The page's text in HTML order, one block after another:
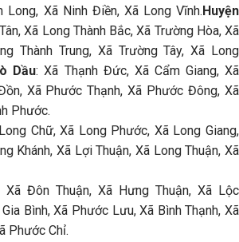
Long, Xã Ninh Điền, Xã Long Vĩnh.Huyện
Xã Long Thành Bắc, Xã Trường Hòa, Xã
Thành Trung, Xã Trường Tây, Xã Long
Dầu: Xã Thạnh Đức, Xã Cẩm Giang, Xã
Xã Phước Thạnh, Xã Phước Đông, Xã
Phước.
Chữ, Xã Long Phước, Xã Long Giang,
Khánh, Xã Lợi Thuận, Xã Long Thuận, Xã
Xã Đôn Thuận, Xã Hưng Thuận, Xã Lộc
Bình, Xã Phước Lưu, Xã Bình Thạnh, Xã
Phước Chỉ.